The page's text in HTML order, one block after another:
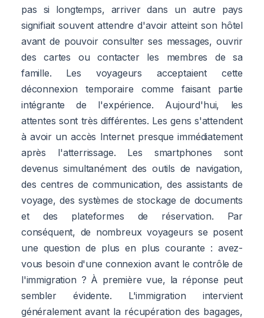
pas si longtemps, arriver dans un autre pays
signifiait souvent attendre d'avoir atteint son hôtel
avant de pouvoir consulter ses messages, ouvrir
des cartes ou contacter les membres de sa
famille. Les voyageurs acceptaient cette
déconnexion temporaire comme faisant partie
intégrante de l'expérience. Aujourd'hui, les
attentes sont très différentes. Les gens s'attendent
à avoir un accès Internet presque immédiatement
après l'atterrissage. Les smartphones sont
devenus simultanément des outils de navigation,
des centres de communication, des assistants de
voyage, des systèmes de stockage de documents
et des plateformes de réservation. Par
conséquent, de nombreux voyageurs se posent
une question de plus en plus courante : avez-
vous besoin d'une connexion avant le contrôle de
l'immigration ? À première vue, la réponse peut
sembler évidente. L'immigration intervient
généralement avant la récupération des bagages,